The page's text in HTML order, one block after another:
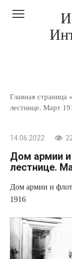
Главная страница »
лестнице. Март
14.06.2022
Дом армии и
лестнице.
Дом армии и
1916